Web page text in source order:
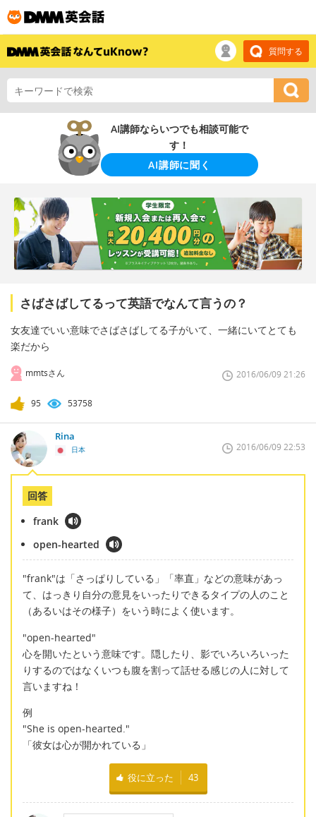
質問する
AI講師ならいつでも相談可能で
す！
AI講師に聞く
さばさばしてるって英語でなんて言うの？
女友達でいい意味でさばさばしてる子がいて、一緒にいてとても
楽だから
mmtsさん 2016/06/09 21:26
95 53758
Rina
日本 2016/06/09 22:53
回答
frank
open-hearted
"frank"は「さっぱりしている」「率直」などの意味があっ
て、はっきり自分の意見をいったりできるタイプの人のこと
（あるいはその様子）をいう時によく使います。
"open-hearted"
心を開いたという意味です。隠したり、影でいろいろいった
りするのではなくいつも腹を割って話せる感じの人に対して
言いますね！
例
"She is open-hearted."
「彼女は心が開かれている」
役に立った 43